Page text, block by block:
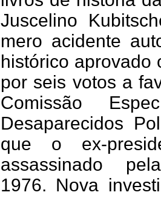
Juscelino
mero acidente
histórico aprovado
por seis votos a
Comissão
Desaparecidos
que o ex-
assassinado
1976. Nova